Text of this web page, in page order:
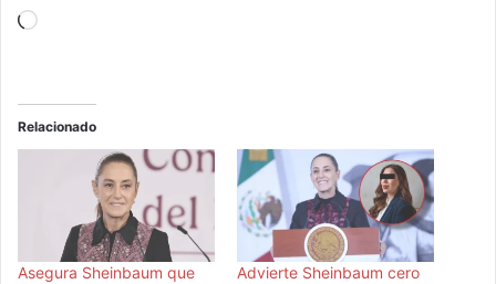
Cargando...
Relacionado
Asegura Sheinbaum que
Advierte Sheinbaum cero